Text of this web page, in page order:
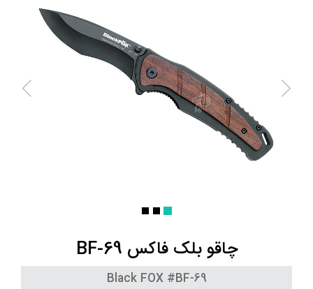
چاقو بلک فاکس BF-69
Black FOX #BF-69